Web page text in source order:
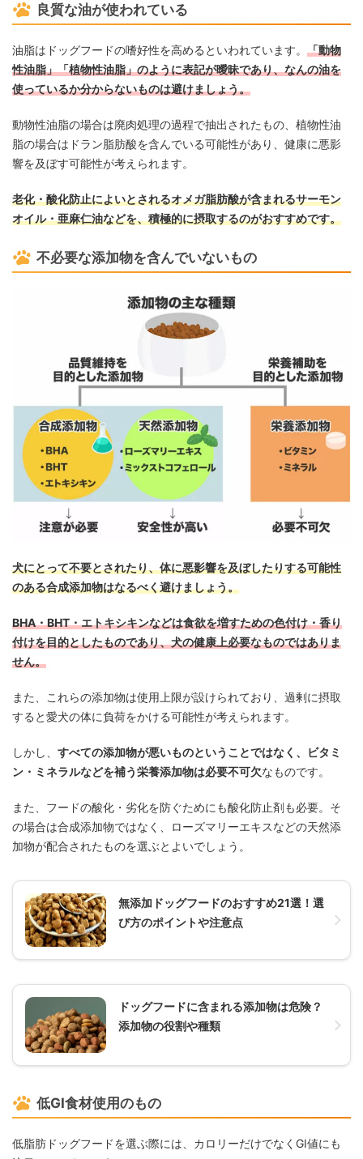
良質な油が使われている
油脂はドッグフードの嗜好性を高めるといわれています。 「動物
性油脂」「植物性油脂」のように表記が曖昧であり、なんの油を
使っているか分からないものは避けましょう。
動物性油脂の場合は廃肉処理の過程で抽出されたもの、植物性油
脂の場合はドラン脂肪酸を含んでいる可能性があり、健康に悪影
響を及ぼす可能性が考えられます。
老化・酸化防止によいとされるオメガ脂肪酸が含まれるサーモン
オイル・亜麻仁油などを、積極的に摂取するのがおすすめです。
不必要な添加物を含んでいないもの
犬にとって不要とされたり、体に悪影響を及ぼしたりする可能性
のある合成添加物はなるべく避けましょう。
BHA・BHT・エトキシキンなどは食欲を増すための色付け・香り
付けを目的としたものであり、犬の健康上必要なものではありま
せん。
また、これらの添加物は使用上限が設けられており、過剰に摂取
すると愛犬の体に負荷をかける可能性が考えられます。
しかし、 すべての添加物が悪いものということではなく、ビタミ
ン・ミネラルなどを補う栄養添加物は必要不可欠なものです。
また、フードの酸化・劣化を防ぐためにも酸化防止剤も必要。そ
の場合は合成添加物ではなく、ローズマリーエキスなどの天然添
加物が配合されたものを選ぶとよいでしょう。
無添加ドッグフードのおすすめ21選！選
び方のポイントや注意点
ドッグフードに含まれる添加物は危険？
添加物の役割や種類
低GI食材使用のもの
低脂肪ドッグフードを選ぶ際には、カロリーだけでなくGI値にも